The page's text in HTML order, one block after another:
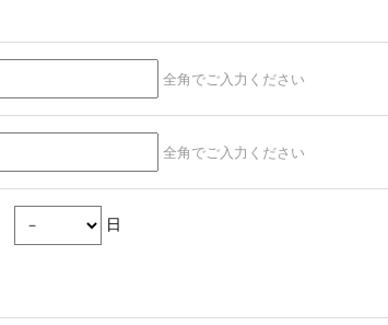
全角でご入力ください
全角でご入力ください
日